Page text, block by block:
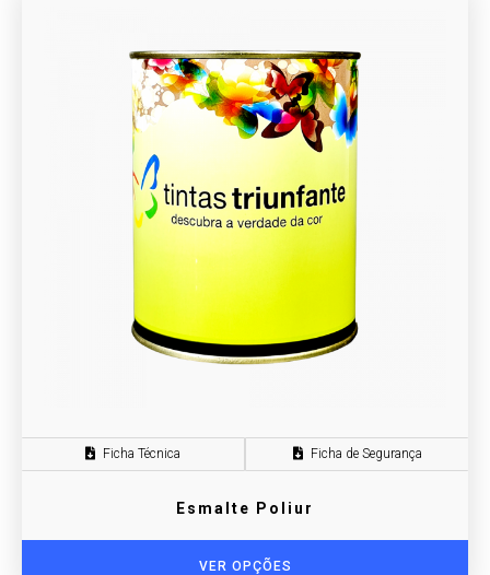
Ficha Técnica Ficha de Segurança
Esmalte Poliur
VER OPÇÕES